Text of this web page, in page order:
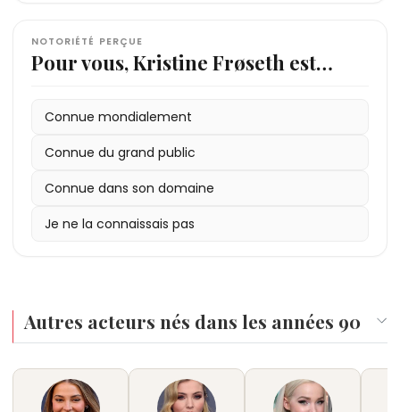
NOTORIÉTÉ PERÇUE
Pour vous, Kristine Frøseth est…
Connue mondialement
Connue du grand public
Connue dans son domaine
Je ne la connaissais pas
Autres acteurs nés dans les années 90